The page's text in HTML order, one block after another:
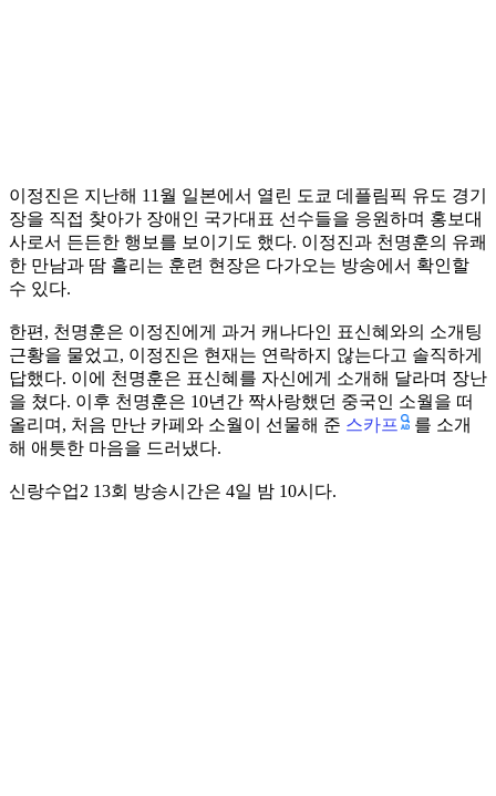
이정진은 지난해 11월 일본에서 열린 도쿄 데플림픽 유도 경기
장을 직접 찾아가 장애인 국가대표 선수들을 응원하며 홍보대
사로서 든든한 행보를 보이기도 했다. 이정진과 천명훈의 유쾌
한 만남과 땀 흘리는 훈련 현장은 다가오는 방송에서 확인할
수 있다.
한편, 천명훈은 이정진에게 과거 캐나다인 표신혜와의 소개팅
근황을 물었고, 이정진은 현재는 연락하지 않는다고 솔직하게
답했다. 이에 천명훈은 표신혜를 자신에게 소개해 달라며 장난
을 쳤다. 이후 천명훈은 10년간 짝사랑했던 중국인 소월을 떠
올리며, 처음 만난 카페와 소월이 선물해 준 스카프
를 소개
해 애틋한 마음을 드러냈다.
신랑수업2 13회 방송시간은 4일 밤 10시다.